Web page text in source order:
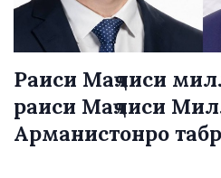
Раиси Маҷлиси
раиси Маҷлиси
Арманистонро